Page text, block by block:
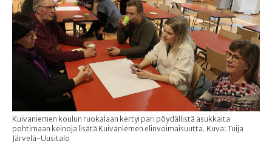
Kuivaniemen koulun ruokalaan kertyi pari pöydällistä asukkaita
pohtimaan keinoja lisätä Kuivaniemen elinvoimaisuutta. Kuva: Tuija
Järvelä-Uusitalo